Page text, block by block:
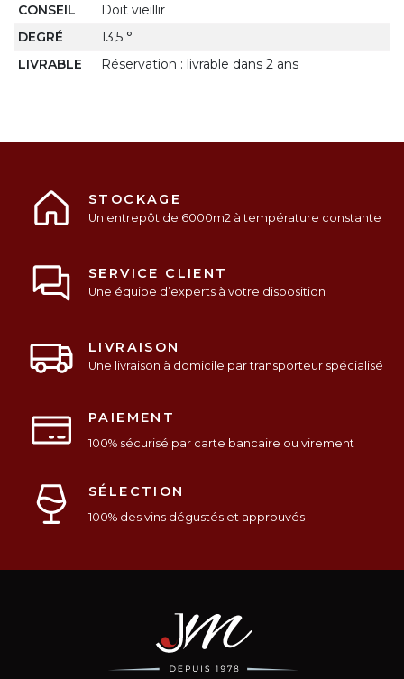
CONSEIL
Doit vieillir
DEGRÉ
13,5 °
LIVRABLE
Réservation : livrable dans 2 ans
STOCKAGE
Un entrepôt de 6000m2 à température constante
SERVICE CLIENT
Une équipe d’experts à votre disposition
LIVRAISON
Une livraison à domicile par transporteur spécialisé
PAIEMENT
100% sécurisé par carte bancaire ou virement
SÉLECTION
100% des vins dégustés et approuvés